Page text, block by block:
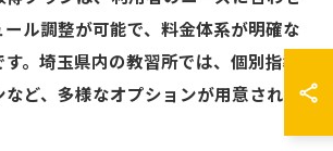
ル調整が可能で、料金体系が明確な
。埼玉県内の教習所では、個別指導
ど、多様なオプションが用意されて